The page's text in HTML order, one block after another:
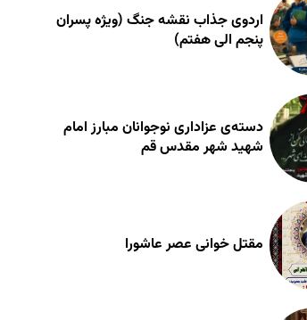
اردوی جذاب نقشه جنگ (ویژه پسران
پنجم الی هفتم)
دسته‌ی عزاداری نوجوانان مبارز امام
شهید شهر مقدس قم
مقتل خوانی عصر عاشورا